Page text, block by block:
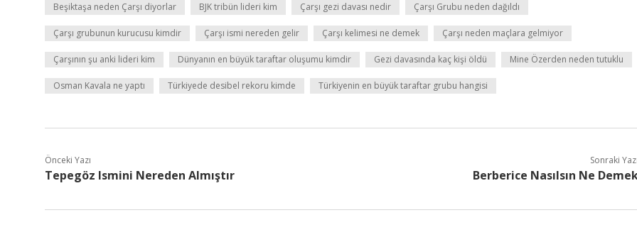
Beşiktaşa neden Çarşı diyorlar BJK tribün lideri kim Çarşı gezi davası nedir Çarşı Grubu neden dağıldı
Çarşı grubunun kurucusu kimdir Çarşı ismi nereden gelir Çarşı kelimesi ne demek Çarşı neden maçlara gelmiyor
Çarşının şu anki lideri kim Dünyanın en büyük taraftar oluşumu kimdir Gezi davasında kaç kişi öldü Mine Özerden neden tutuklu
Osman Kavala ne yaptı Türkiyede desibel rekoru kimde Türkiyenin en büyük taraftar grubu hangisi
Önceki Yazı
Tepegöz Ismini Nereden Almıştır
Sonraki
Berberice Nasılsın Ne